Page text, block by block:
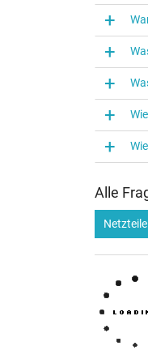
Auszug
Sie
der
Wie
Alle